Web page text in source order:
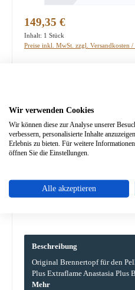
Regulärer Preis:
149,35 €
Inhalt: 1 Stück
Preise inkl. MwSt. zzgl. Versandkosten
Produkt Anzahl: Gib den gewünschten
Zum Merkzettel hinzufügen
Beschreibung
Original Brennertopf für den
Plus Extraflame Anastasia
Mehr
Wir verwenden Cookies
Wir können diese zur Analyse unserer
verbessern, personalisierte Inhalte
Erlebnis zu bieten. Für weitere
öffnen Sie die Einstellungen.
Alle akzeptieren